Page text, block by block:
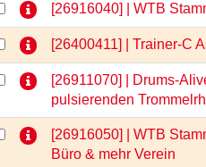
[26916040] | WTB
[26400411] | Trainer-C
[26911070] | Drums-
pulsierenden
[26916050] | WTB
Büro & mehr Verein